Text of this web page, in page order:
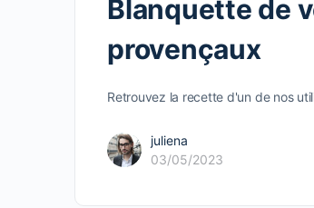
Blanquette de
provençaux
Retrouvez la recette d'un de nos
juliena
03/05/2023